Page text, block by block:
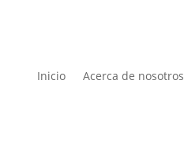
Inicio Acerca de nosotros